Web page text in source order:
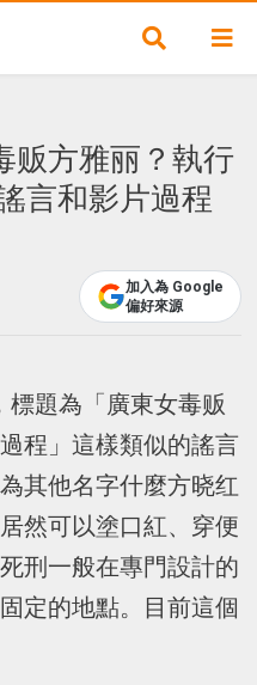
贩方雅丽？執行
言和影片過程
加入為 Google
偏好來源
標題為「廣東女毒贩
程」這樣類似的謠言
其他名字什麼方晓红
然可以塗口紅、穿便
刑一般在專門設計的
定的地點。目前這個